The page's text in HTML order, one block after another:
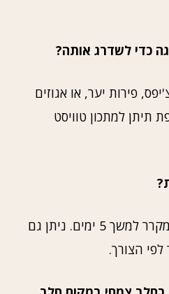
כדי לשדרג אותה?
פירות יער, או אגוזים
תיתן למתכון טוויסט
העוגה נשמרת היטב במקרר למשך 5 ימים. ניתן גם
הצורך.